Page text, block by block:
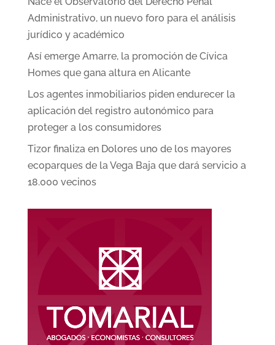
Administrativo, un nuevo foro para el análisis
jurídico y académico
Así emerge Amarre, la promoción de Cívica
Homes que gana altura en Alicante
Los agentes inmobiliarios piden endurecer la
aplicación del registro autonómico para
proteger a los consumidores
Tizor finaliza en Dolores uno de los mayores
ecoparques de la Vega Baja que dará servicio a
18.000 vecinos